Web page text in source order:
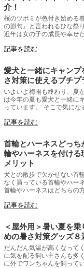
介！
桜のツボミが色付き始める
の節句』と言われるひな祭
近年は女の子の成長や幸せ
記事を読む
愛犬と一緒にキャンプ
さ対策に使えるプチプ
いよいよ梅雨も終わり、夏
は今年の夏も愛犬と一緒に
っています。 そこで気に
記事を読む
首輪とハーネスどっち
輪やハーネスを付ける
メリット
犬との散歩で欠かせない首
なく買っている首輪やハー
首輪やハーネスはどちらの
記事を読む
＜屋外用＞暑い夏を
めの暑さ対策グッズ８
だんだん気温が高くなって
に気を配る飼い主さんも多
に外でワンちゃんを飼って